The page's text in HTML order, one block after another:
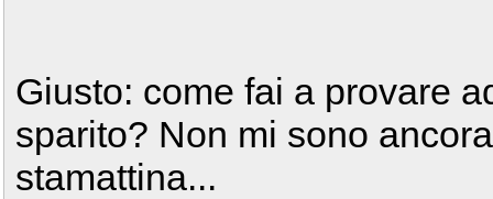
Giusto: come fai a provare
sparito? Non mi sono
stamattina...